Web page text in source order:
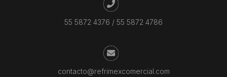
55 5872 4376 / 55 5872 4786
contacto@refrimexcomercial.com